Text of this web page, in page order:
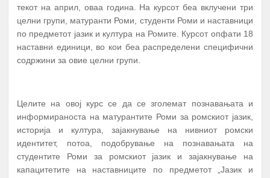
текот на април, оваа година. На курсот беа вклучени три
целни групи, матуранти Роми, студенти Роми и наставници
по предметот јазик и култура на Ромите. Курсот опфати 18
наставни единици, во кои беа распределени специфични
содржини за овие целни групи.
Целите на овој курс се да се зголемат познавањата и
информираноста на матурантите Роми за ромскиот јазик,
историја и култура, зајакнување на нивниот ромски
идентитет, потоа, подобрување на познавањата на
студентите Роми за ромскиот јазик и зајакнување на
капацитетите на наставниците по предметот „Јазик и